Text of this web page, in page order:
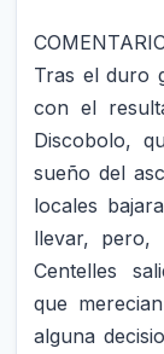
Tras el duro
con el
Discobolo,
sueño del
locales
llevar,
Centelles
que
alguna